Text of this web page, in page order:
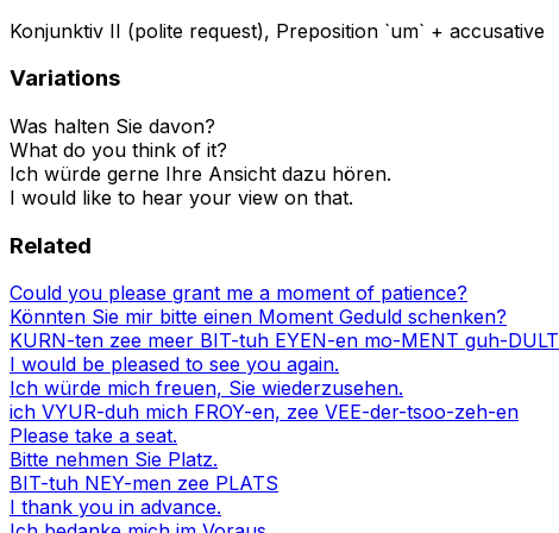
Konjunktiv II (polite request), Preposition `um` + accusative
Variations
Was halten Sie davon?
What do you think of it?
Ich würde gerne Ihre Ansicht dazu hören.
I would like to hear your view on that.
Related
Could you please grant me a moment of patience?
Könnten Sie mir bitte einen Moment Geduld schenken?
KURN-ten zee meer BIT-tuh EYEN-en mo-MENT guh-
I would be pleased to see you again.
Ich würde mich freuen, Sie wiederzusehen.
ich VYUR-duh mich FROY-en, zee VEE-der-tsoo-zeh-en
Please take a seat.
Bitte nehmen Sie Platz.
BIT-tuh NEY-men zee PLATS
I thank you in advance.